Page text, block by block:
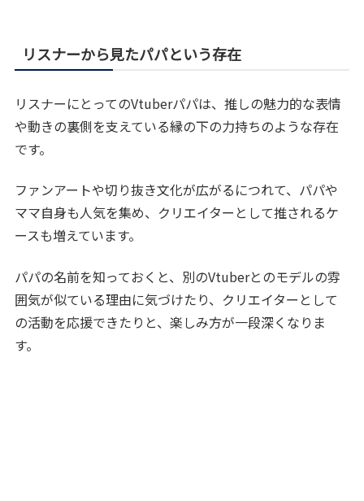
リスナーから見たパパという存在
リスナーにとってのVtuberパパは、推しの魅力的な表情
や動きの裏側を支えている縁の下の力持ちのような存在
です。
ファンアートや切り抜き文化が広がるにつれて、パパや
ママ自身も人気を集め、クリエイターとして推されるケ
ースも増えています。
パパの名前を知っておくと、別のVtuberとのモデルの雰
囲気が似ている理由に気づけたり、クリエイターとして
の活動を応援できたりと、楽しみ方が一段深くなりま
す。